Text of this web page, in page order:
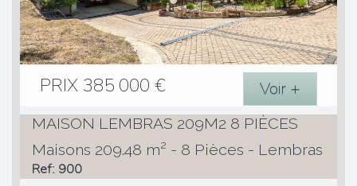
PRIX 385 000 € Voir +
MAISON LEMBRAS 209M2 8 PIÈCES
Maisons 209.48 m² - 8 Pièces - Lembras
Ref: 900